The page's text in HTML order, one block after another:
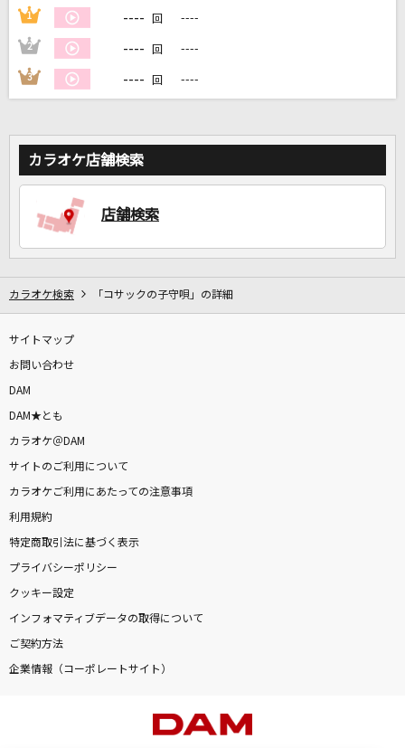
1 ---- 回 ----
2 ---- 回 ----
3 ---- 回 ----
カラオケ店舗検索
店舗検索
カラオケ検索 「コサックの子守唄」の詳細
サイトマップ
お問い合わせ
DAM
DAM★とも
カラオケ＠DAM
サイトのご利用について
カラオケご利用にあたっての注意事項
利用規約
特定商取引法に基づく表示
プライバシーポリシー
クッキー設定
インフォマティブデータの取得について
ご契約方法
企業情報（コーポレートサイト）